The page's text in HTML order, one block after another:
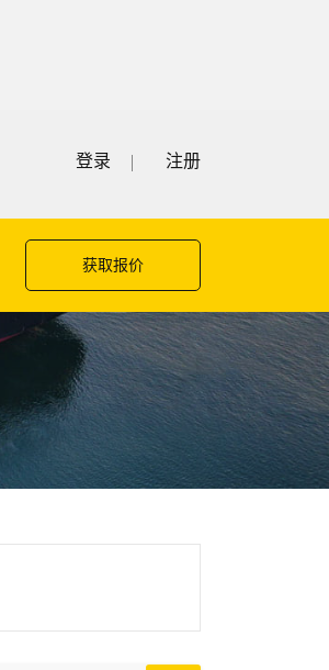
登录 注册
获取报价